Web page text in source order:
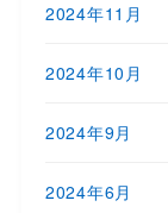
2024年11月
2024年10月
2024年9月
2024年6月